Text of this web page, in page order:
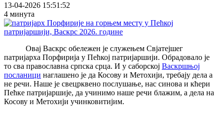
13-04-2026 15:51:52
4 минута
Овај Васкрс обележен је служењем Свјатејшег
патријарха Порфирија у Пећкој патријаршији. Обрадовало је
то сва православна српска срца. И у саборској Васкршњој
посланици наглашено је да Косову и Метохији, требају дела а
не речи. Наше је свецрквено послушање, нас синова и кћери
Пећке патријаршије, да учинимо наше речи блажим, а дела на
Косову и Метохији учинковитијим.